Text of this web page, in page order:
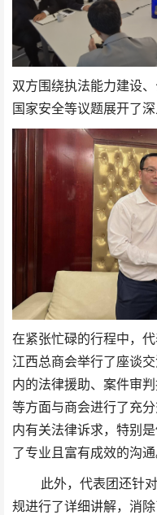
双方围绕执法能力建设
国家安全等议题展开了深
在紧张忙碌的行程中，
江西总商会举行了座谈
内的法律援助、案件审
等方面与商会进行了充
内有关法律诉求，特别
了专业且富有成效的沟通
此外，代表团还针对
规进行了详细讲解，消